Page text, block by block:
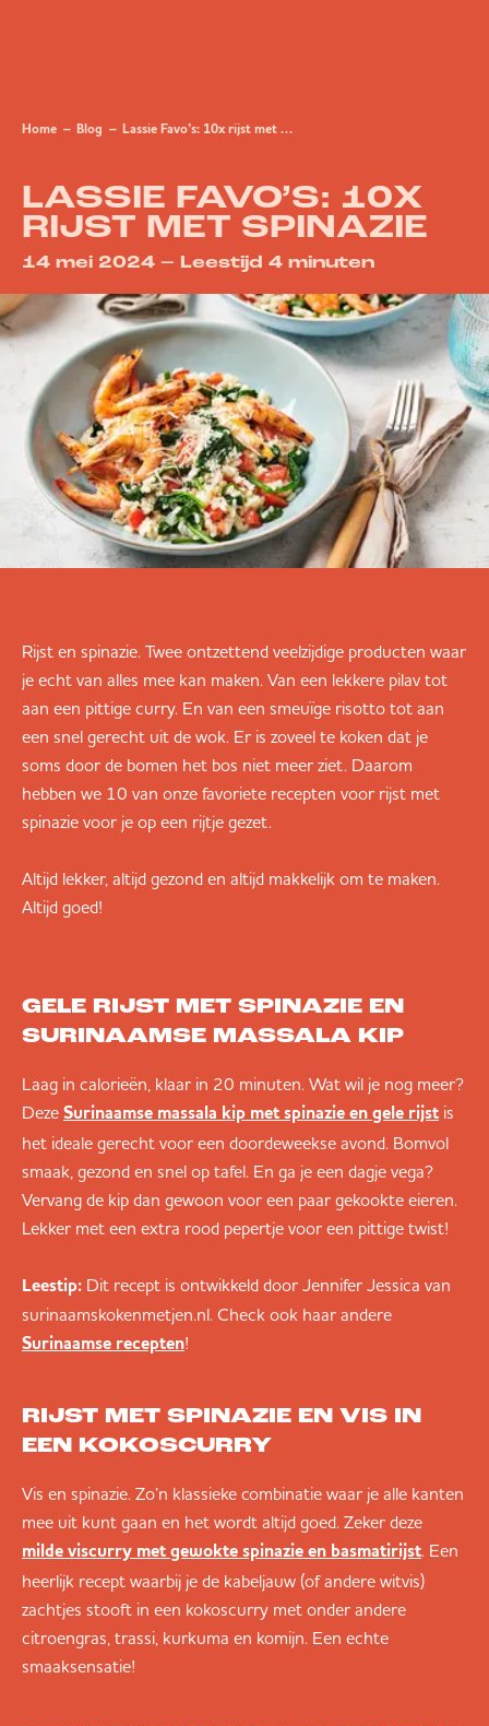
Home Blog Lassie Favo’s: 10x rijst met spinazie
LASSIE FAVO’S: 10X
RIJST MET SPINAZIE
14 mei 2024 – Leestijd 4 minuten
Rijst en spinazie. Twee ontzettend veelzijdige producten waar
je echt van alles mee kan maken. Van een lekkere pilav tot
aan een pittige curry. En van een smeuïge risotto tot aan
een snel gerecht uit de wok. Er is zoveel te koken dat je
soms door de bomen het bos niet meer ziet. Daarom
hebben we 10 van onze favoriete recepten voor rijst met
spinazie voor je op een rijtje gezet.
Altijd lekker, altijd gezond en altijd makkelijk om te maken.
Altijd goed!
GELE RIJST MET SPINAZIE EN
SURINAAMSE MASSALA KIP
Laag in calorieën, klaar in 20 minuten. Wat wil je nog meer?
Deze Surinaamse massala kip met spinazie en gele rijst is
het ideale gerecht voor een doordeweekse avond. Bomvol
smaak, gezond en snel op tafel. En ga je een dagje vega?
Vervang de kip dan gewoon voor een paar gekookte eieren.
Lekker met een extra rood pepertje voor een pittige twist!
Leestip: Dit recept is ontwikkeld door Jennifer Jessica van
surinaamskokenmetjen.nl. Check ook haar andere
Surinaamse recepten!
RIJST MET SPINAZIE EN VIS IN
EEN KOKOSCURRY
Vis en spinazie. Zo’n klassieke combinatie waar je alle kanten
mee uit kunt gaan en het wordt altijd goed. Zeker deze
milde viscurry met gewokte spinazie en basmatirijst. Een
heerlijk recept waarbij je de kabeljauw (of andere witvis)
zachtjes stooft in een kokoscurry met onder andere
citroengras, trassi, kurkuma en komijn. Een echte
smaaksensatie!